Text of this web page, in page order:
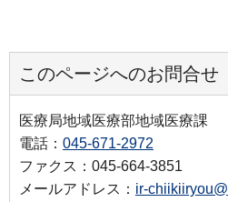
このページへのお問合せ
医療局地域医療部地域医療課
電話： 045-671-2972
ファクス：045-664-3851
メールアドレス： ir-